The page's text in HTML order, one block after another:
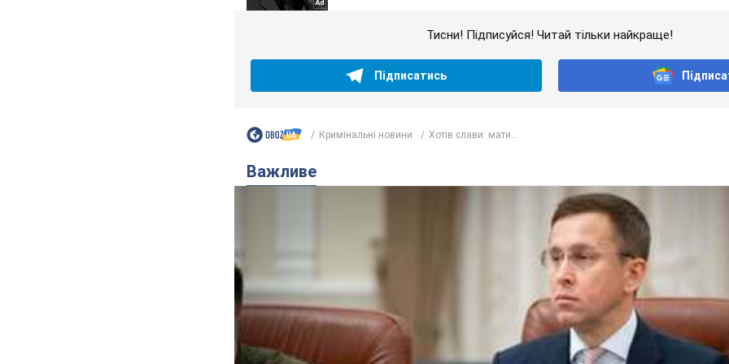
Тисни! Підписуйся! Читай тільки найкраще!
Підписатись
Кримінальні новини Хотів слави: мати...
Важливе